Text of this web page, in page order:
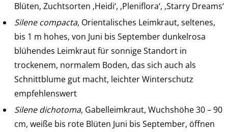
Blüten, Zuchtsorten ‚Heidi‘, ‚Pleniflora‘, ‚Starry Dreams‘
Silene compacta, Orientalisches Leimkraut, seltenes,
bis 1 m hohes, von Juni bis September dunkelrosa
blühendes Leimkraut für sonnige Standort in
trockenem, normalem Boden, das sich auch als
Schnittblume gut macht, leichter Winterschutz
empfehlenswert
Silene dichotoma, Gabelleimkraut, Wuchshöhe 30 – 90
cm, weiße bis rote Blüten Juni bis September, öffnen